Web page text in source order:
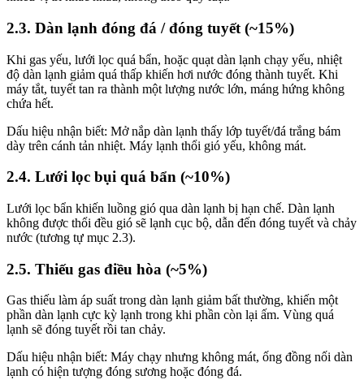
2.3. Dàn lạnh đóng đá / đóng tuyết (~15%)
Khi gas yếu, lưới lọc quá bẩn, hoặc quạt dàn lạnh chạy yếu, nhiệt
độ dàn lạnh giảm quá thấp khiến hơi nước đóng thành tuyết. Khi
máy tắt, tuyết tan ra thành một lượng nước lớn, máng hứng không
chứa hết.
Dấu hiệu nhận biết: Mở nắp dàn lạnh thấy lớp tuyết/đá trắng bám
dày trên cánh tản nhiệt. Máy lạnh thổi gió yếu, không mát.
2.4. Lưới lọc bụi quá bẩn (~10%)
Lưới lọc bẩn khiến luồng gió qua dàn lạnh bị hạn chế. Dàn lạnh
không được thổi đều gió sẽ lạnh cục bộ, dẫn đến đóng tuyết và chảy
nước (tương tự mục 2.3).
2.5. Thiếu gas điều hòa (~5%)
Gas thiếu làm áp suất trong dàn lạnh giảm bất thường, khiến một
phần dàn lạnh cực kỳ lạnh trong khi phần còn lại ấm. Vùng quá
lạnh sẽ đóng tuyết rồi tan chảy.
Dấu hiệu nhận biết: Máy chạy nhưng không mát, ống đồng nối dàn
lạnh có hiện tượng đóng sương hoặc đóng đá.